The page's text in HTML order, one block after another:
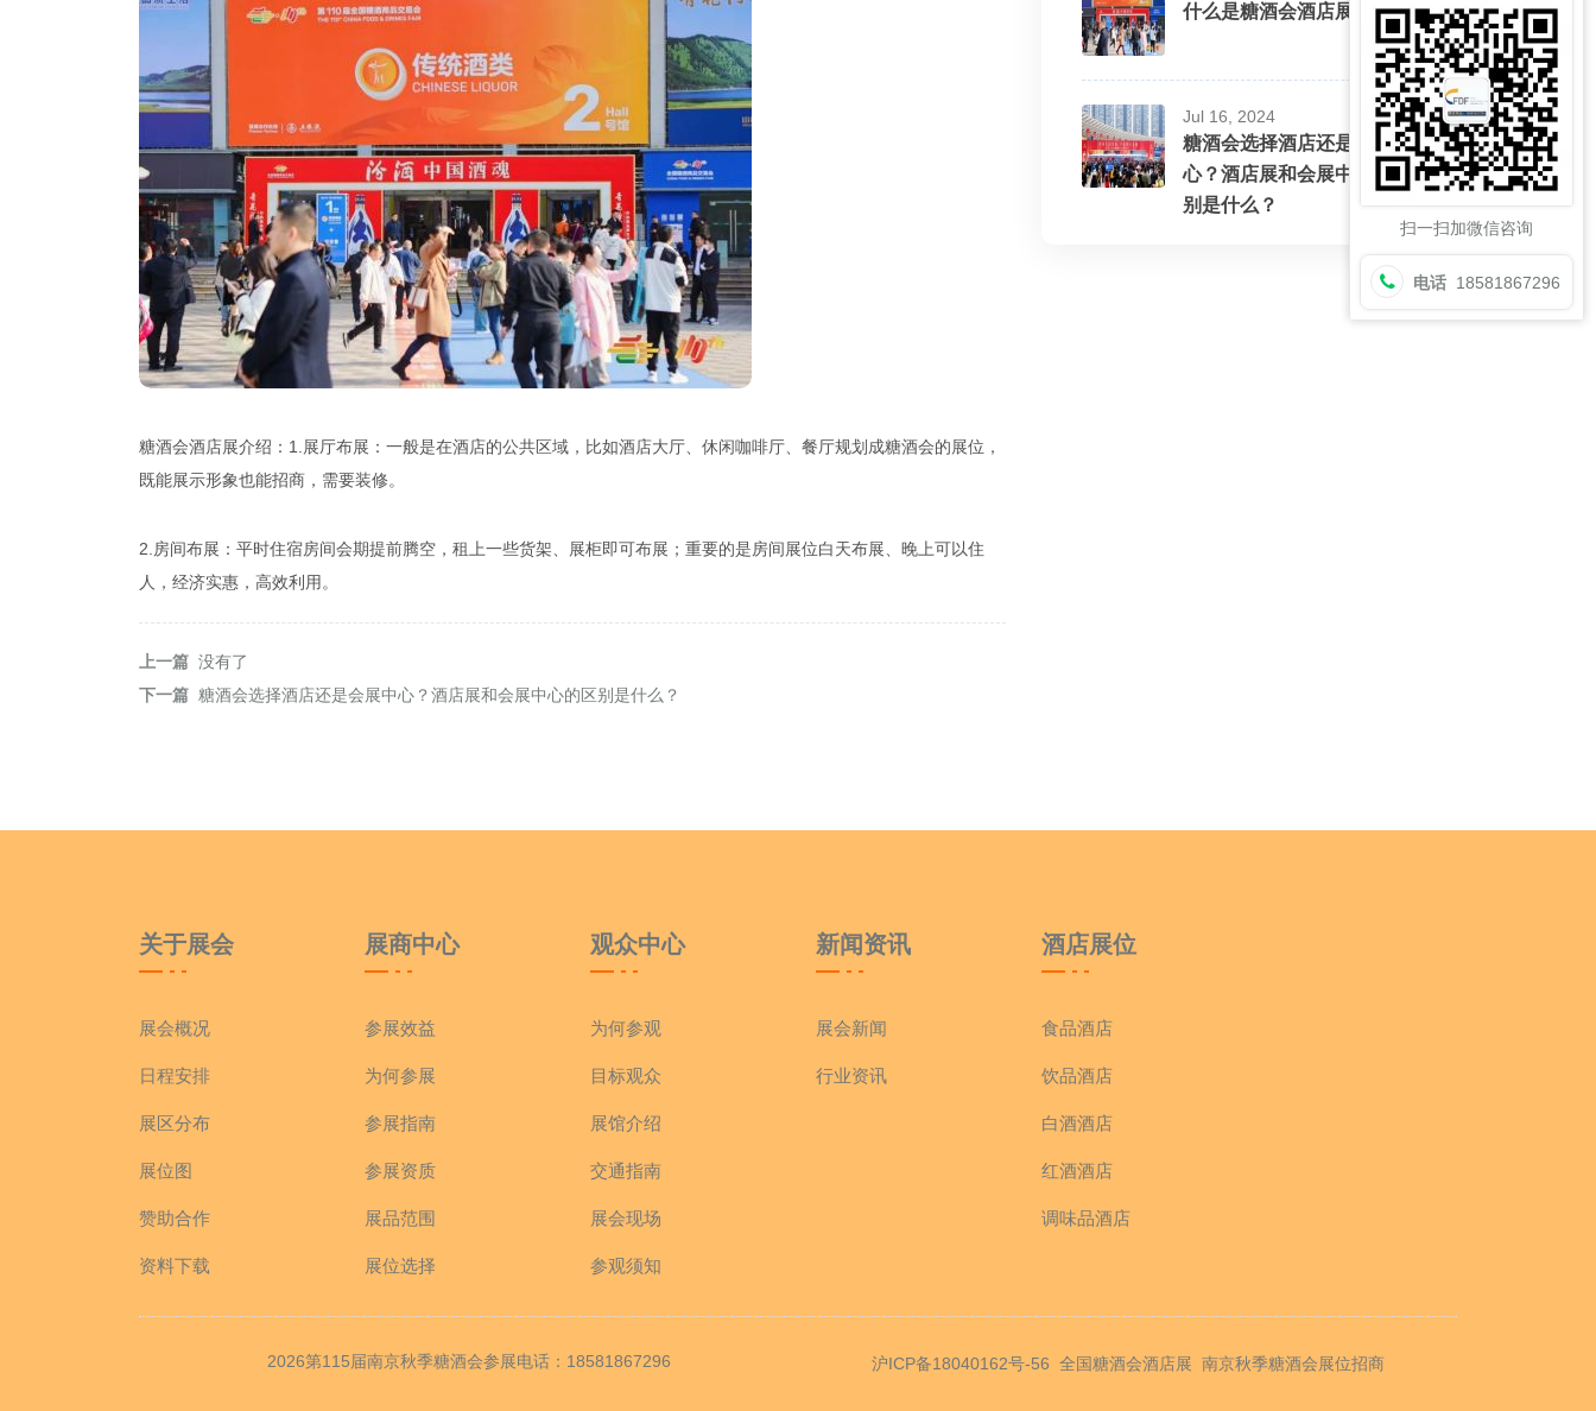
糖酒会酒店展介绍：1.展厅布展：一般是在酒店的公共区域，比如酒店大厅、休闲咖啡厅、餐厅规划成糖酒会的展位，
既能展示形象也能招商，需要装修。
2.房间布展：平时住宿房间会期提前腾空，租上一些货架、展柜即可布展；重要的是房间展位白天布展、晚上可以住
人，经济实惠，高效利用。
上一篇 没有了
下一篇 糖酒会选择酒店还是会展中心？酒店展和会展中心的区别是什么？
什么是糖酒会酒店展？
Jul 16, 2024
糖酒会选择酒店还是会展中
心？酒店展和会展中心的区
别是什么？
关于展会
展会概况
日程安排
展区分布
展位图
赞助合作
资料下载
展商中心
参展效益
为何参展
参展指南
参展资质
展品范围
展位选择
观众中心
为何参观
目标观众
展馆介绍
交通指南
展会现场
参观须知
新闻资讯
展会新闻
行业资讯
酒店展位
食品酒店
饮品酒店
白酒酒店
红酒酒店
调味品酒店
2026第115届南京秋季糖酒会参展电话：18581867296 沪ICP备18040162号-56 全国糖酒会酒店展 南京秋季糖酒会展位招商
扫一扫加微信咨询
电话 18581867296